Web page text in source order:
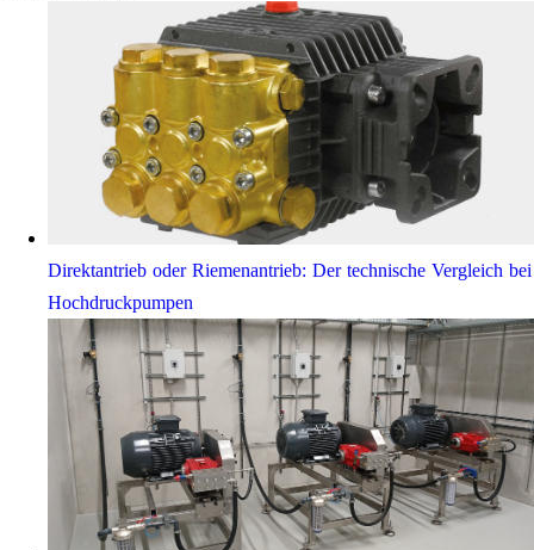
Direktantrieb oder Riemenantrieb: Der technische Vergleich bei
Hochdruckpumpen